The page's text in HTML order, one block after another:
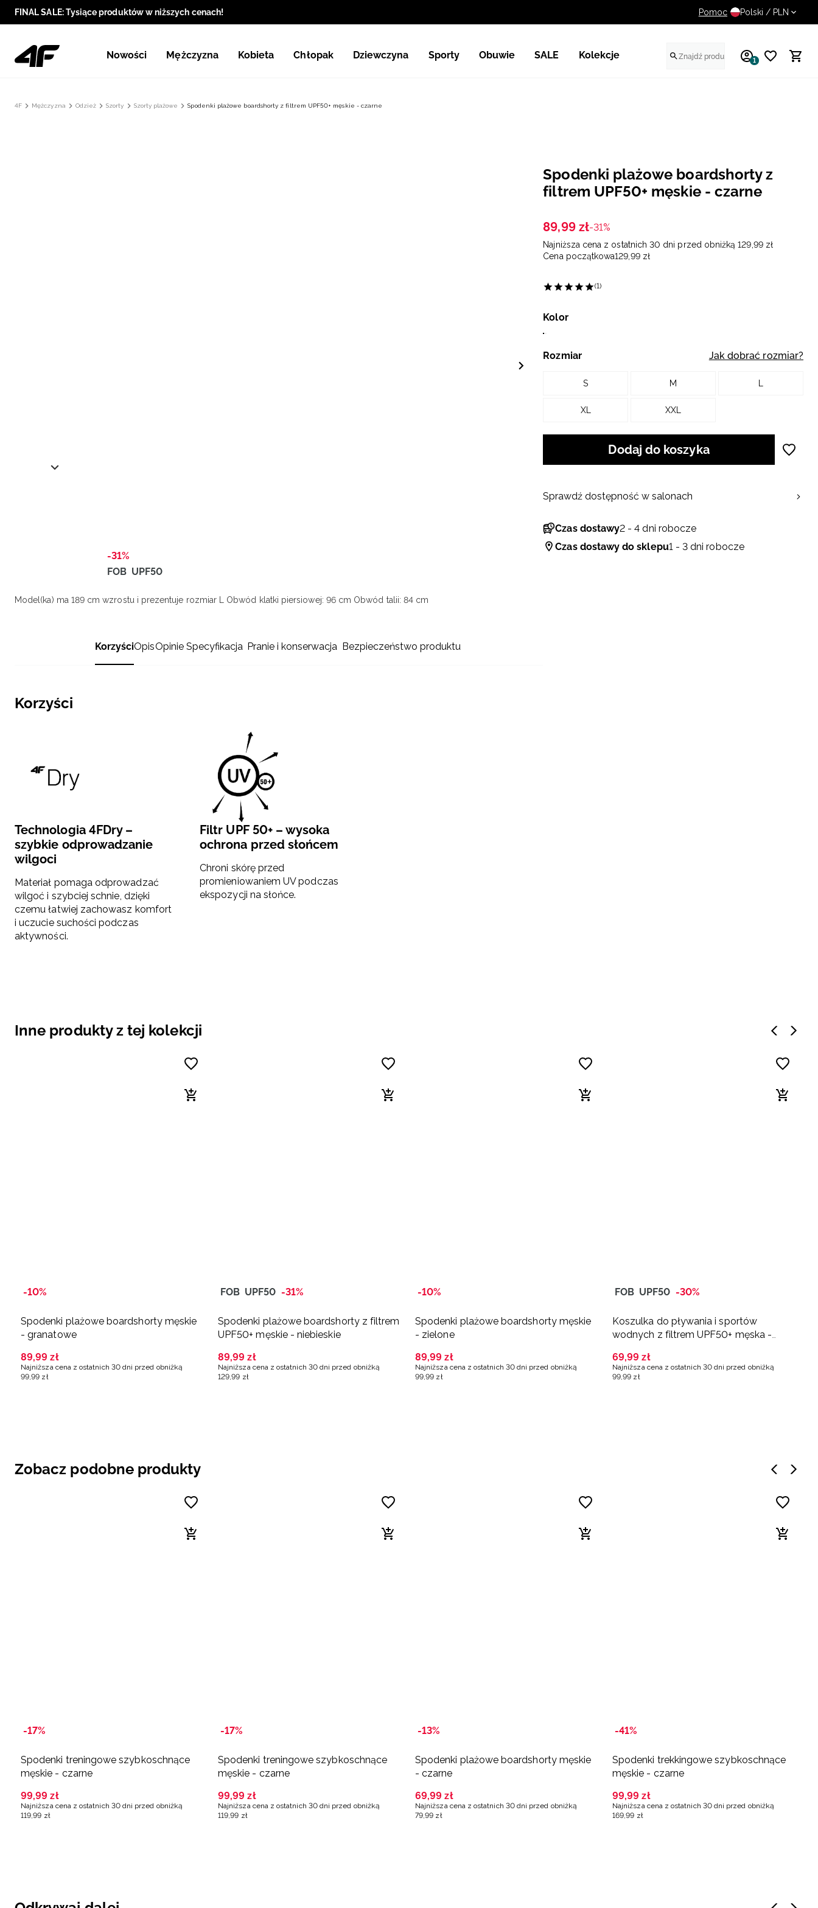
FINAL SALE: Tysiące produktów w niższych cenach! UWAGA NA FAŁSZYWE
Pomoc Polski / PLN
Nowości Mężczyzna Kobieta Chłopak Dziewczyna Sporty Obuwie SALE Kolekcje 1
4F Mężczyzna Odzież Szorty Szorty plażowe Spodenki plażowe boardshorty z filtrem UPF50+ męskie - czarne
-31%
FOB UPF50
Model(ka) ma 189 cm wzrostu i prezentuje rozmiar L Obwód klatki piersiowej: 96 cm Obwód talii: 84 cm
KorzyściOpisOpinie Specyfikacja Pranie i konserwacja Bezpieczeństwo produktu
Korzyści
Technologia 4FDry –
szybkie odprowadzanie
wilgoci
Materiał pomaga odprowadzać
wilgoć i szybciej schnie, dzięki
czemu łatwiej zachowasz komfort
i uczucie suchości podczas
aktywności.
Filtr UPF 50+ – wysoka
ochrona przed słońcem
Chroni skórę przed
promieniowaniem UV podczas
ekspozycji na słońce.
Spodenki plażowe boardshorty z
filtrem UPF50+ męskie - czarne
89,99 zł-31%
Najniższa cena z ostatnich 30 dni przed obniżką 129 99 zł
Cena początkowa129 99 zł
(1)
Kolor
Rozmiar Jak dobrać rozmiar?
S M
XL XXL
Dodaj do koszyka
Czas dostawy2 - 4 dni robocze
Czas dostawy do sklepu1 - 3 dni robocze
Sprawdź dostępność w salonach
Inne produkty z tej kolekcji
-10%
Spodenki plażowe boardshorty męskie
- granatowe
89,99 zł
Najniższa cena z ostatnich 30 dni przed obniżką
99,99 zł
FOB UPF50 -31%
Spodenki plażowe boardshorty z filtrem
UPF50+ męskie - niebieskie
89,99 zł
Najniższa cena z ostatnich 30 dni przed obniżką
129,99 zł
-10%
Spodenki plażowe boardshorty męskie
- zielone
89,99 zł
Najniższa cena z ostatnich 30 dni przed obniżką
99,99 zł
FOB UPF50 -30%
Koszulka do pływania i sportów
wodnych z filtrem UPF50+ męska -
69,99 zł
Najniższa cena z ostatnich 30 dni przed obniżką
99,99 zł
Zobacz podobne produkty
-17%
Spodenki treningowe szybkoschnące
męskie - czarne
99,99 zł
Najniższa cena z ostatnich 30 dni przed obniżką
119 ,99 zł
-17%
Spodenki treningowe szybkoschnące
męskie - czarne
99,99 zł
Najniższa cena z ostatnich 30 dni przed obniżką
119 ,99 zł
-13%
Spodenki plażowe boardshorty męskie
- czarne
69,99 zł
Najniższa cena z ostatnich 30 dni przed obniżką
79 ,99 zł
-41%
Spodenki trekkingowe szybkoschnące
męskie - czarne
99,99 zł
Najniższa cena z ostatnich 30 dni przed obniżką
169 ,99 zł